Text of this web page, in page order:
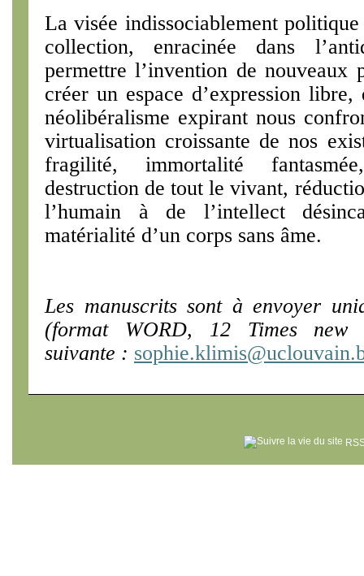
La visée indissociablement
collection, enracinée dans
permettre l’invention de nouveaux
créer un espace d’expression
néolibéralisme expirant nous
virtualisation croissante de nos
fragilité, immortalité
destruction de tout le vivant,
l’humain à de l’intellect
matérialité d’un corps sans âme.
Les manuscrits sont à envoyer
(format WORD, 12 Times new
suivante :